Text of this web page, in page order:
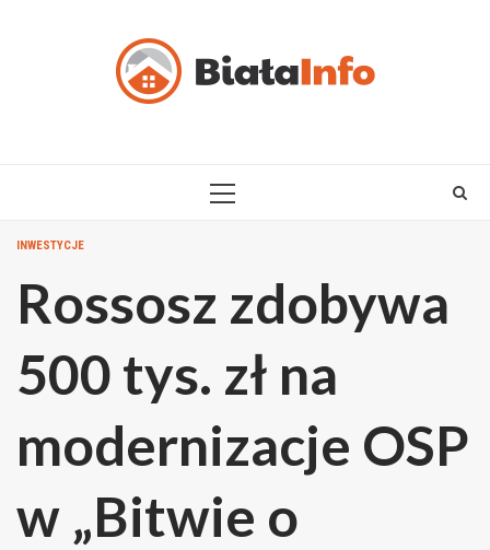
PRIMARY
INWESTYCJE
Rossosz zdobywa
500 tys. zł na
modernizacje OSP
w „Bitwie o